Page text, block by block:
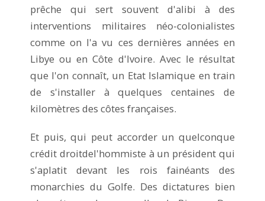
prêche qui sert souvent d'alibi à des
interventions militaires néo-colonialistes
comme on l'a vu ces dernières années en
Libye ou en Côte d'Ivoire. Avec le résultat
que l'on connaît, un Etat Islamique en train
de s'installer à quelques centaines de
kilomètres des côtes françaises.
Et puis, qui peut accorder un quelconque
crédit droitdel'hommiste à un président qui
s'aplatit devant les rois fainéants des
monarchies du Golfe. Des dictatures bien